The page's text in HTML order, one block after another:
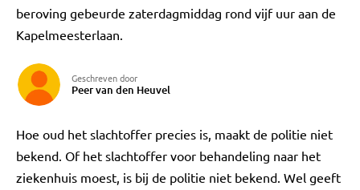
beroving gebeurde zaterdagmiddag rond vijf uur aan de
Kapelmeesterlaan.
Geschreven door
Peer van den Heuvel
Hoe oud het slachtoffer precies is, maakt de politie niet
bekend. Of het slachtoffer voor behandeling naar het
ziekenhuis moest, is bij de politie niet bekend. Wel geeft